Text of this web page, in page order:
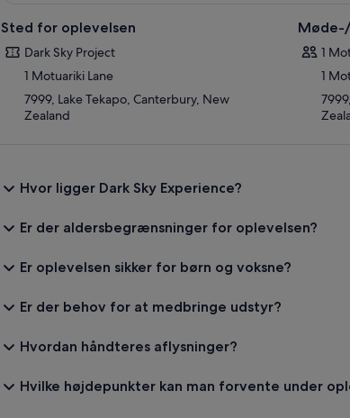
Sted for oplevelsen
Dark Sky Project
1 Motuariki Lane
7999, Lake Tekapo, Canterbury, New
Zealand
1
1
Hvor ligger Dark Sky Experience?
Er der aldersbegrænsninger for oplevelsen?
Er oplevelsen sikker for børn og voksne?
Er der behov for at medbringe udstyr?
Hvordan håndteres aflysninger?
Hvilke højdepunkter kan man forvente under